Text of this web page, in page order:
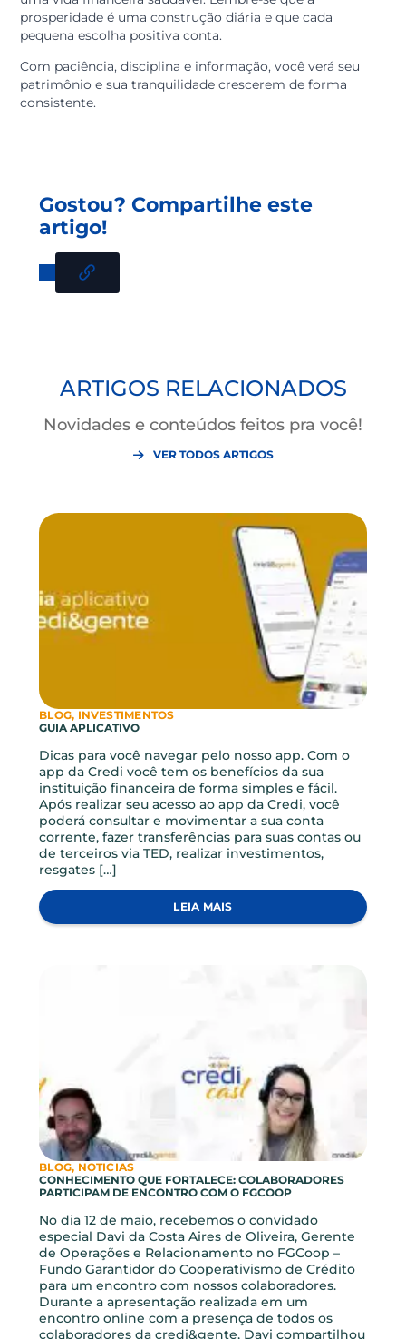
Por isso, nunca pare de aprender. A leitura de artigos,
participação em palestras e o uso de plataformas de
rendimentos.
Na credi&gente, incentivamos que cada cooperado
planejamento, mais segurança você tem para tomar
decisões que favoreçam o seu crescimento.
O conhecimento é o único ativo que ninguém pode
de você e que se multiplica conforme você o utiliza –
acompanhe a nossa
prosperidade é uma construção diária e que cada
Com paciência, disciplina e informação, você verá seu
Gostou? Compartilhe este
artigo!
ARTIGOS RELACIONADOS
Novidades e conteúdos feitos pra você!
BLOG, INVESTIMENTOS
GUIA APLICATIVO
Dicas para você navegar pelo nosso app. Com o
app da Credi você tem os benefícios da sua
instituição financeira de forma simples e fácil.
Após realizar seu acesso ao app da Credi, você
poderá consultar e movimentar a sua conta
corrente, fazer transferências para suas contas ou
de terceiros via TED, realizar investimentos,